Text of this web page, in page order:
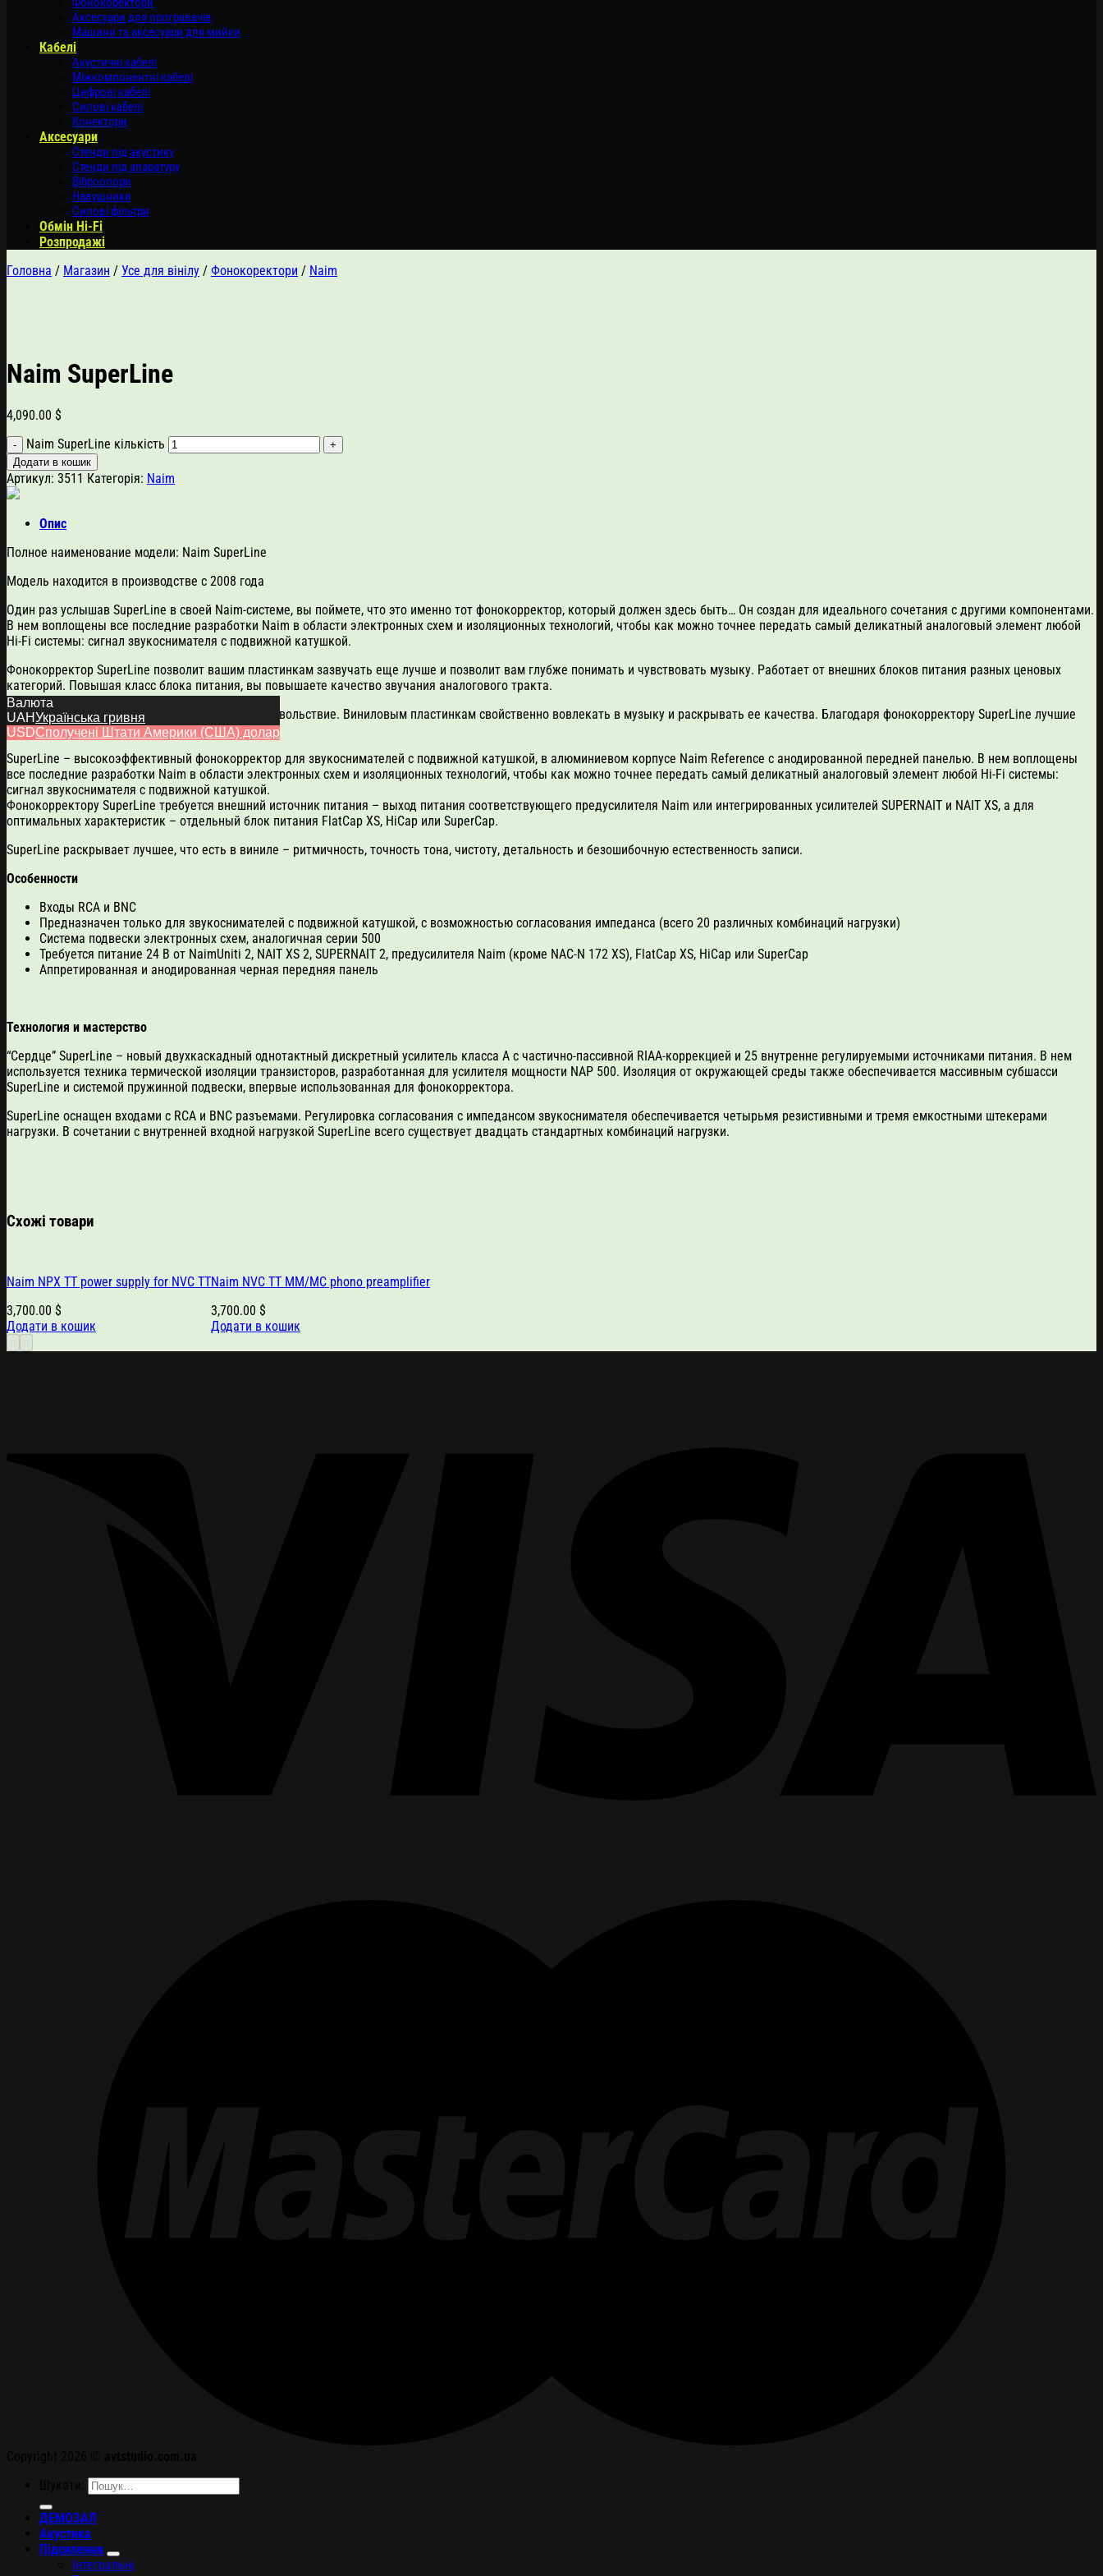
Аксесуари для програвачів
Машини та аксесуари для мийки
Кабелі
Акустичні кабелі
Міжкомпонентні кабелі
Цифрові кабелі
Силові кабелі
Конектори
Аксесуари
Стенди під акустику
Стенди під апаратуру
Віброопори
Навушники
Силові фільтри
Обмін Hi-Fi
Розпродажі
Головна / Магазин / Усе для вінілу / Фонокоректори / Naim
Naim SuperLine
4,090.00 $
Naim SuperLine кількість
Додати в кошик
Артикул: 3511 Категорія: Naim
Опис
Полное наименование модели: Naim SuperLine
Модель находится в производстве с 2008 года
Один раз услышав SuperLine в своей Naim-системе, вы поймете, что это именно тот фонокорректор, который должен здесь быть… Он создан для идеального сочетания с другими компонентами.
В нем воплощены все последние разработки Naim в области электронных схем и изоляционных технологий, чтобы как можно точнее передать самый деликатный аналоговый элемент любой
Hi-Fi системы: сигнал звукоснимателя с подвижной катушкой.
Фонокорректор SuperLine позволит вашим пластинкам зазвучать еще лучше и позволит вам глубже понимать и чувствовать музыку. Работает от внешних блоков питания разных ценовых
категорий. Повышая класс блока питания, вы повышаете качество звучания аналогового тракта.
Слушать винил – это огромное музыкальное удовольствие. Виниловым пластинкам свойственно вовлекать в музыку и раскрывать ее качества. Благодаря фонокорректору SuperLine лучшие
пластинки станут звучать еще лучше.
SuperLine – высокоэффективный фонокорректор для звукоснимателей с подвижной катушкой, в алюминиевом корпусе Naim Reference с анодированной передней панелью. В нем воплощены
все последние разработки Naim в области электронных схем и изоляционных технологий, чтобы как можно точнее передать самый деликатный аналоговый элемент любой Hi-Fi системы:
сигнал звукоснимателя с подвижной катушкой.
Фонокорректору SuperLine требуется внешний источник питания – выход питания соответствующего предусилителя Naim или интегрированных усилителей SUPERNAIT и NAIT XS, а для
оптимальных характеристик – отдельный блок питания FlatCap XS, HiCap или SuperCap.
SuperLine раскрывает лучшее, что есть в виниле – ритмичность, точность тона, чистоту, детальность и безошибочную естественность записи.
Особенности
Входы RCA и BNC
Предназначен только для звукоснимателей с подвижной катушкой, с возможностью согласования импеданса (всего 20 различных комбинаций нагрузки)
Система подвески электронных схем, аналогичная серии 500
Требуется питание 24 В от NaimUniti 2, NAIT XS 2, SUPERNAIT 2, предусилителя Naim (кроме NAC-N 172 XS), FlatCap XS, HiCap или SuperCap
Аппретированная и анодированная черная передняя панель
Технология и мастерство
“Сердце” SuperLine – новый двухкаскадный однотактный дискретный усилитель класса А с частично-пассивной RIAA-коррекцией и 25 внутренне регулируемыми источниками питания. В нем
используется техника термической изоляции транзисторов, разработанная для усилителя мощности NAP 500. Изоляция от окружающей среды также обеспечивается массивным субшасси
SuperLine и системой пружинной подвески, впервые использованная для фонокорректора.
SuperLine оснащен входами с RCA и BNC разъемами. Регулировка согласования с импедансом звукоснимателя обеспечивается четырьмя резистивными и тремя емкостными штекерами
нагрузки. В сочетании с внутренней входной нагрузкой SuperLine всего существует двадцать стандартных комбинаций нагрузки.
Схожі товари
Naim NPX TT power supply for NVC TT
3,700.00 $
Додати в кошик
Naim NVC TT MM/MC phono preamplifier
3,700.00 $
Додати в кошик
ДЕМОЗАЛ
Акустика
Підсилення
Інтегральні
Валюта
UAHУкраїнська гривня
USDСполучені Штати Америки (США) долар